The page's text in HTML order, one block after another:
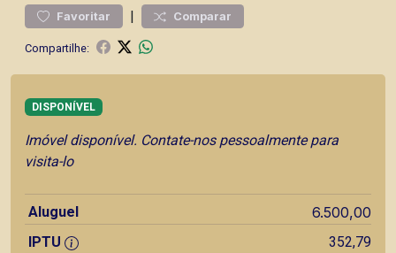
Favoritar | Comparar
Compartilhe:
DISPONÍVEL
Imóvel disponível. Contate-nos pessoalmente para
visita-lo
Aluguel 6.500,00
IPTU
352,79